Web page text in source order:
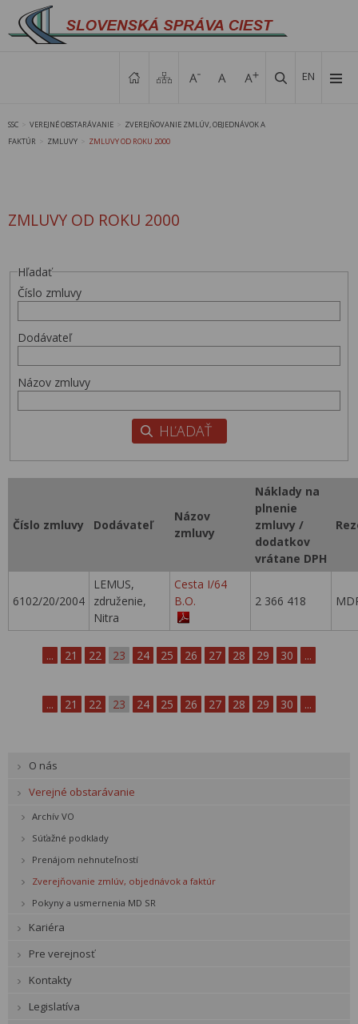
EN
SSC VEREJNÉ OBSTARÁVANIE
ZVEREJŇOVANIE ZMLÚV, OBJEDNÁVOK A
FAKTÚR
ZMLUVY ZMLUVY OD ROKU 2000
ZMLUVY OD ROKU 2000
Hľadať
Číslo zmluvy
Dodávateľ
Názov zmluvy
Číslo zmluvy Dodávateľ
Názov
zmluvy
Náklady na
plnenie
zmluvy /
dodatkov
vrátane DPH
6102/20/2004
LEMUS,
združenie,
Nitra
Cesta I/64
B.O.
2 366 418
... 21 22 23 24 25 26 27 28 29 30 ...
... 21 22 23 24 25 26 27 28 29 30 ...
O nás
Verejné obstarávanie
Archív VO
Súťažné podklady
Prenájom nehnuteľností
Zverejňovanie zmlúv, objednávok a faktúr
Pokyny a usmernenia MD SR
Kariéra
Pre verejnosť
Kontakty
Legislatíva